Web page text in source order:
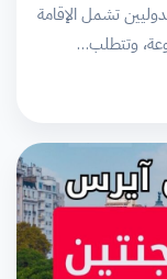
تشمل الإقامة
وتتطلب…